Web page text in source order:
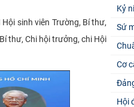
sinh viên Trường, Bí thư,
thư, Chi hội trưởng, chi Hội
Kỷ
Sứ
Cơ
Hội